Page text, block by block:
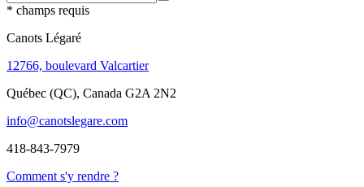
* champs requis
Canots Légaré
12766, boulevard Valcartier
Québec (QC), Canada G2A 2N2
info@canotslegare.com
418-843-7979
Comment s'y rendre ?